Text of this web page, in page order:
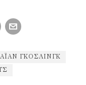
ΓΚΌΣΛΙΝΓΚ